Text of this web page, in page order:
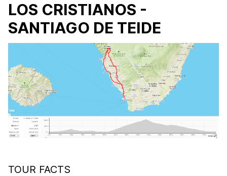
LOS CRISTIANOS -
SANTIAGO DE TEIDE
TOUR FACTS